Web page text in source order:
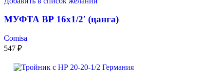
МУФТА ВР 16х1/2′ (цанга)
Comisa
547 ₽